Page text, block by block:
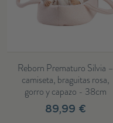
Reborn Prematuro Silvia –
camiseta, braguitas rosa,
gorro y capazo - 38cm
89,99 €